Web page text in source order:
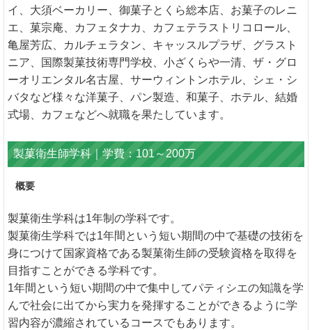
イ、大須ベーカリー、御菓子とくら総本店、お菓子のレニ
エ、菓宗庵、カフェタナカ、カフェテラストリコロール、
亀屋芳広、カルチェラタン、キャッスルプラザ、グラスト
ニア、国際製菓技術専門学校、小ざくらや一清、ザ・グロ
ーオリエンタル名古屋、サーウィントンホテル、シェ・シ
バタなど様々な洋菓子、パン製造、和菓子、ホテル、結婚
式場、カフェなどへ就職を果たしています。
製菓衛生師学科｜学費：101～200万
概要
製菓衛生学科は1年制の学科です。
製菓衛生学科では1年間という短い期間の中で基礎の技術を
身につけて国家資格である製菓衛生師の受験資格を取得を
目指すことができる学科です。
1年間という短い期間の中で集中してパティシエの知識を学
んで社会に出てから実力を発揮することができるように学
習内容が濃縮されているコースでもあります。